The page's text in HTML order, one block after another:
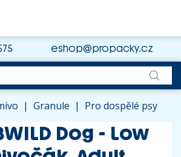
eshop@propacky.cz
| Granule | Pro dospělé psy
Dog - Low